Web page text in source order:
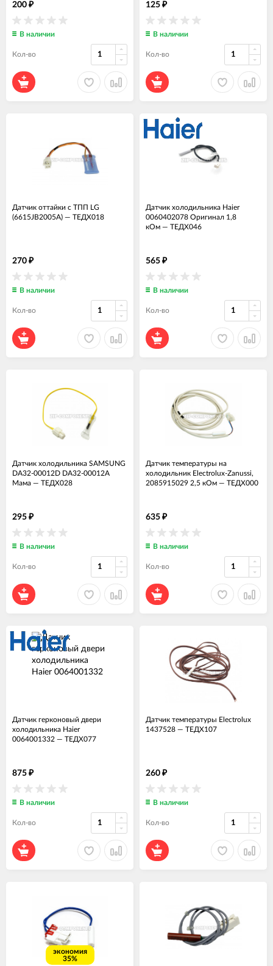
200 ₽
В наличии
Кол-во
125 ₽
В наличии
Кол-во
Датчик оттайки с ТПП LG
(6615JB2005A) — ТЕДХ018
270 ₽
В наличии
Кол-во
Датчик холодильника Haier
0060402078 Оригинал 1,8
кОм — ТЕДХ046
565 ₽
В наличии
Кол-во
Датчик холодильника SAMSUNG
DA32-00012D DA32-00012A
Мама — ТЕДХ028
295 ₽
В наличии
Кол-во
Датчик температуры на
холодильник Electrolux-Zanussi,
2085915029 2,5 кОм — ТЕДХ000
635 ₽
В наличии
Кол-во
Датчик герконовый двери
холодильника Haier
0064001332 — ТЕДХ077
875 ₽
В наличии
Кол-во
Датчик температуры Electrolux
1437528 — ТЕДХ107
260 ₽
В наличии
Кол-во
экономия
35%